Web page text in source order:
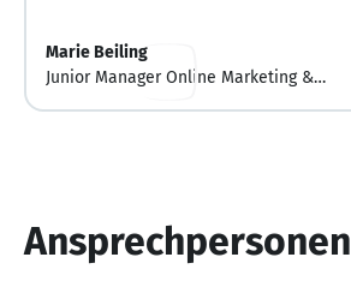
Marie Beiling
Junior Manager Online Marketing &
Ansprechpersonen